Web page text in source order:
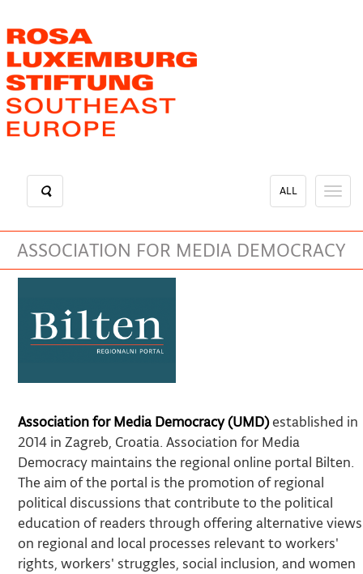
main
content
Toggle
ALL
ASSOCIATION FOR MEDIA DEMOCRACY
Association for Media Democracy (UMD)established in
2014 in Zagreb, Croatia. Association for Media
Democracy maintains the regional online portal Bilten.
The aim of the portal is the promotion of regional
political discussions that contribute to the political
education of readers through offering alternative views
on regional and local processes relevant to workers'
rights, workers' struggles, social inclusion, and women